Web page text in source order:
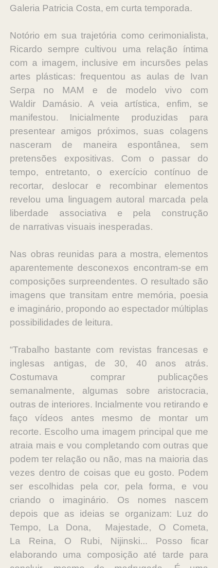
Galeria Patricia Costa, em curta temporada.
Notório em sua trajetória como cerimonialista,
Ricardo sempre cultivou uma relação íntima
com a imagem, inclusive em incursões pelas
artes plásticas:frequentou as aulas de Ivan
Serpa no MAM e de modelo vivo com
Waldir Damásio. A veia artística, enfim, se
manifestou. Inicialmente produzidas para
presentear amigos próximos, suas colagens
nasceram de maneira espontânea, sem
pretensões expositivas. Com o passar do
tempo, entretanto, o exercício contínuo de
recortar, deslocar e recombinar elementos
revelou uma
linguagem autoral marcada pela
liberdade associativa e pela construção
de narrativas visuais inesperadas.
Nas obras reunidas para a mostra, elementos
aparentemente desconexos encontram-se em
composições surpreendentes. O resultado são
imagens que transitam entre memória, poesia
e imaginário, propondo ao espectador múltiplas
possibilidades de leitura.
“Trabalho bastante com revistas francesas e
inglesas antigas, de 30, 40 anos atrás.
Costumava comprar publicações
semanalmente, algumas sobre aristocracia,
outras de interiores. Incialmente vou retirando e
faço vídeos antes mesmo de montar um
recorte. Escolho uma imagem principal que me
atraia mais e vou completando com outras que
podem ter relação ou não, mas na maioria das
vezes dentro de coisas que eu gosto. Podem
ser escolhidas pela cor, pela forma, e vou
criando o imaginário. Os nomes nascem
depois que as ideias se organizam: Luz do
Tempo, ⁠La Dona, ⁠ Majestade, ⁠O Cometa,
⁠La Reina, ⁠O Rubi, Nijinski... Posso ficar
elaborando uma composição até tarde para